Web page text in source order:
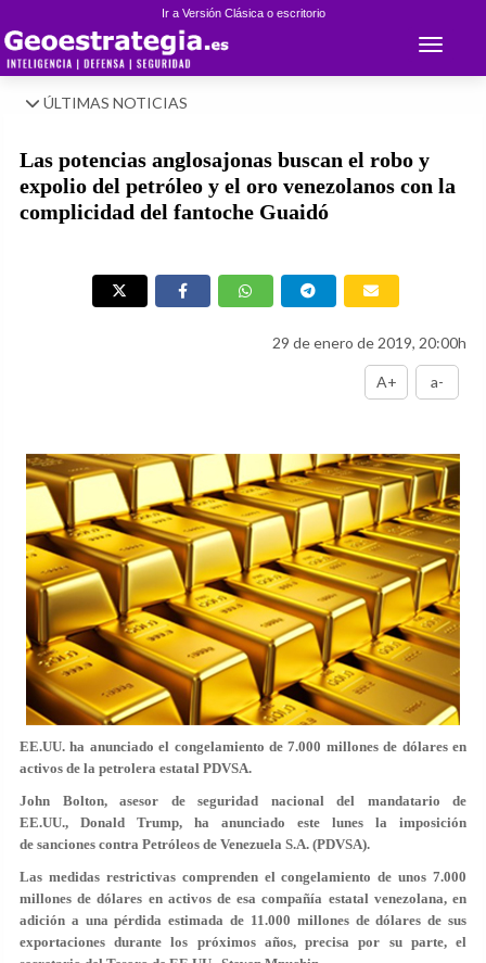
Ir a Versión Clásica o escritorio
Toggle
ÚLTIMAS NOTICIAS
Las potencias anglosajonas buscan el robo y
expolio del petróleo y el oro venezolanos con la
complicidad del fantoche Guaidó
29 de enero de 2019, 20:00h
A+ a-
EE.UU. ha anunciado el congelamiento de 7.000 millones de dólares en
activos de la petrolera estatal PDVSA.
John Bolton, asesor de seguridad nacional del mandatario de
EE.UU., Donald Trump, ha anunciado este lunes la imposición
de sanciones contra Petróleos de Venezuela S.A. (PDVSA).
Las medidas restrictivas comprenden el congelamiento de unos 7.000
millones de dólares en activos de esa compañía estatal venezolana, en
adición a una pérdida estimada de 11.000 millones de dólares de sus
exportaciones durante los próximos años, precisa por su parte, el